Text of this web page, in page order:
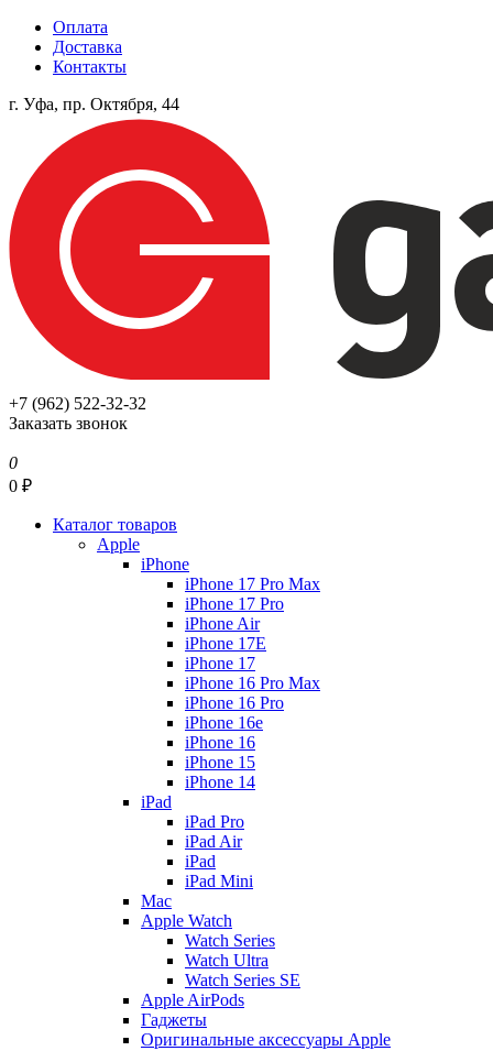
Оплата
Доставка
Контакты
г. Уфа, пр. Октября, 44
+7 (962) 522-32-32
Заказать звонок
0
0 ₽
Каталог товаров
Apple
iPhone
iPhone 17 Pro Max
iPhone 17 Pro
iPhone Air
iPhone 17E
iPhone 17
iPhone 16 Pro Max
iPhone 16 Pro
iPhone 16e
iPhone 16
iPhone 15
iPhone 14
iPad
iPad Pro
iPad Air
iPad
iPad Mini
Mac
Apple Watch
Watch Series
Watch Ultra
Watch Series SE
Apple AirPods
Гаджеты
Оригинальные аксессуары Apple